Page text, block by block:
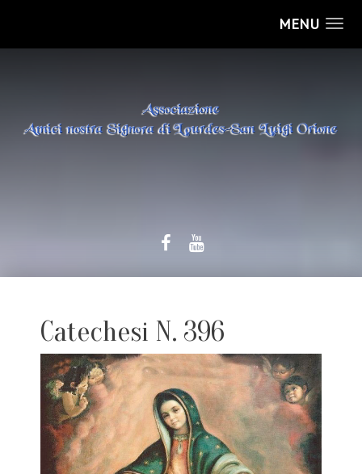
MENU
Catechesi N. 396